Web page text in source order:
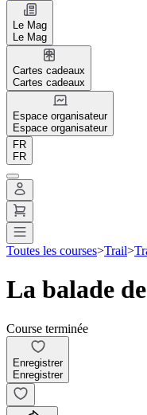
Le Mag
Le Mag
Cartes cadeaux
Cartes cadeaux
Espace organisateur
Espace organisateur
FR
FR
Toutes les courses>Trail>
La balade
Course terminée
Enregistrer
Enregistrer